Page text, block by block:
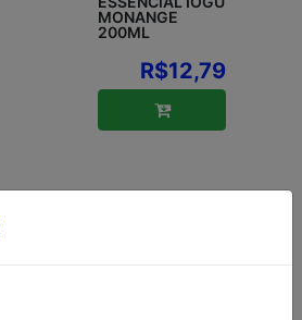
MONANGE
200ML
R$12,79